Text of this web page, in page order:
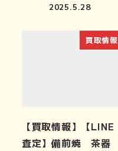
2025.5.28
買取情報
【買取情報】【LINE
査定】備前焼 茶器